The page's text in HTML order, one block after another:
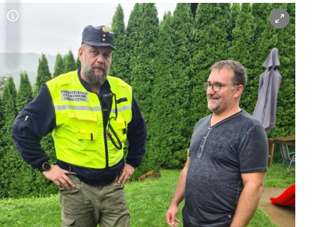
Copyright-Hinweis öffnen/schließen